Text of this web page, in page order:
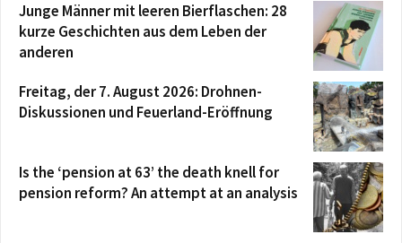
Junge Männer mit leeren Bierflaschen: 28
kurze Geschichten aus dem Leben der
anderen
Freitag, der 7. August 2026: Drohnen-
Diskussionen und Feuerland-Eröffnung
Is the ‘pension at 63’ the death knell for
pension reform? An attempt at an analysis